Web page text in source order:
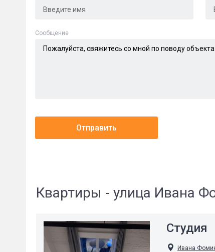
Cообщение
Отправить
Квартиры - улица Ивана
Студия
Ивана